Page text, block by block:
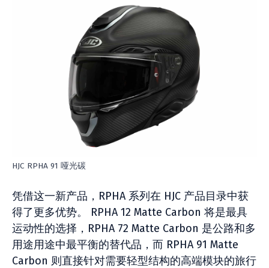
HJC RPHA 91 哑光碳
凭借这一新产品，RPHA 系列在 HJC 产品目录中获
得了更多优势。 RPHA 12 Matte Carbon 将是最具
运动性的选择，RPHA 72 Matte Carbon 是公路和多
用途用途中最平衡的替代品，而 RPHA 91 Matte
Carbon 则直接针对需要轻型结构的高端模块的旅行